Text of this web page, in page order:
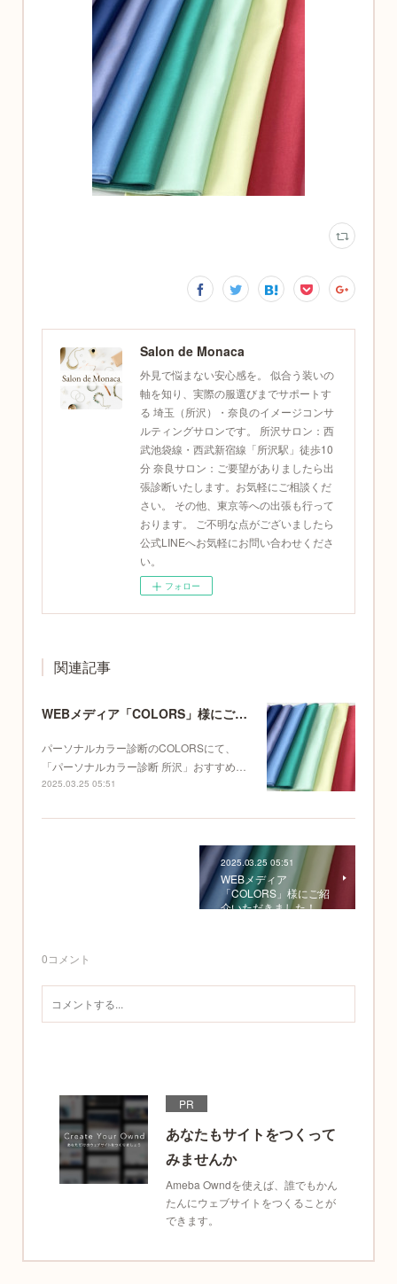
Salon de Monaca
外見で悩まない安心感を。 似合う装いの
軸を知り、実際の服選びまでサポートす
る 埼玉（所沢）・奈良のイメージコンサ
ルティングサロンです。 所沢サロン：西
武池袋線・西武新宿線「所沢駅」徒歩10
分 奈良サロン：ご要望がありましたら出
張診断いたします。お気軽にご相談くだ
さい。 その他、東京等への出張も行って
おります。 ご不明な点がございましたら
公式LINEへお気軽にお問い合わせくださ
い。
フォロー
関連記事
WEBメディア「COLORS」様にご紹介いただきました！
パーソナルカラー診断のCOLORSにて、
「パーソナルカラー診断 所沢」おすすめ…
2025.03.25 05:51
2025.03.25 05:51
WEBメディア
「COLORS」様にご紹
介いただきました！
0コメント
PR
あなたもサイトをつくって
みませんか
Ameba Owndを使えば、誰でもかん
たんにウェブサイトをつくることが
できます。